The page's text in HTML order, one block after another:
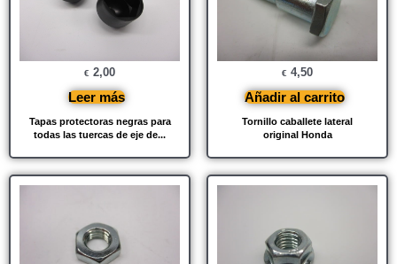
Tapas protectoras negras para
todas las tuercas de eje de...
€ 2,00
Leer más
Tornillo caballete lateral
original Honda
€ 4,50
Añadir al carrito